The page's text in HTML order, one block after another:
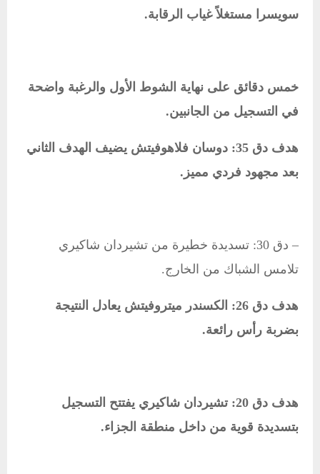
سويسرا مستغلاً غياب الرقابة.
خمس دقائق على نهاية الشوط الأول والرغبة واضحة
في التسجيل من الجانبين.
هدف دق 35: دوسان فلاهوفيتش يضيف الهدف الثاني
بعد مجهود فردي مميز.
– دق 30: تسديدة خطيرة من تشيردان شاكيري
تلامس الشباك من الخارج.
هدف دق 26: الكسندر ميتروفيتش يعادل النتيجة
بضربة رأس رائعة.
هدف دق 20: تشيردان شاكيري يفتتح التسجيل
بتسديدة قوية من داخل منطقة الجزاء.